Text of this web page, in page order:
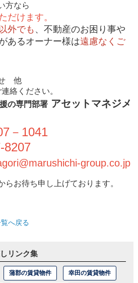
方なら
だけます。
外でも 、不動産のお困り事や
あるオーナー様は遠慮なくご
せ 他
絡ください。
の専門部署アセットマネジメ
－1041
8207
group.co.jp
らお待ち申し上げております。
へ戻る
リンク集
蒲郡の賃貸物件 幸田の賃貸物件